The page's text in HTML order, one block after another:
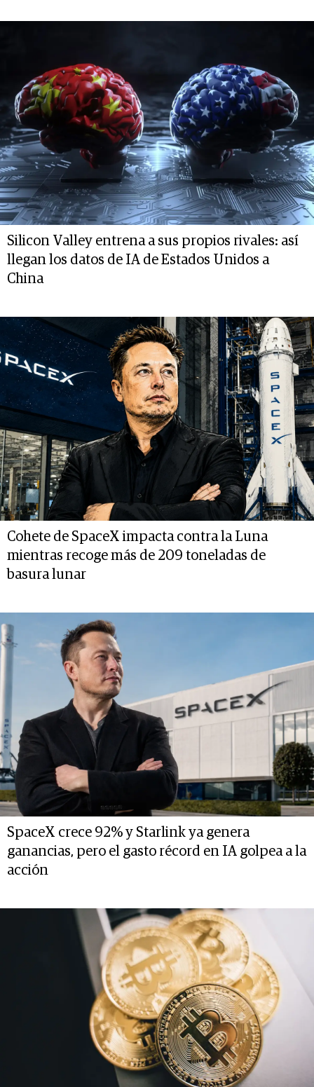
Silicon Valley entrena a sus propios rivales: así
llegan los datos de IA de Estados Unidos a
China
Cohete de SpaceX impacta contra la Luna
mientras recoge más de 209 toneladas de
basura lunar
SpaceX crece 92% y Starlink ya genera
ganancias, pero el gasto récord en IA golpea a la
acción